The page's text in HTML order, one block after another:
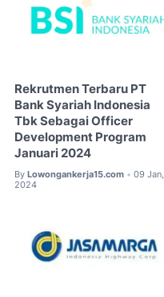
Rekrutmen Terbaru PT
Bank Syariah Indonesia
Tbk Sebagai Officer
Development Program
Januari 2024
By Lowongankerja15.com • 09 Jan,
2024